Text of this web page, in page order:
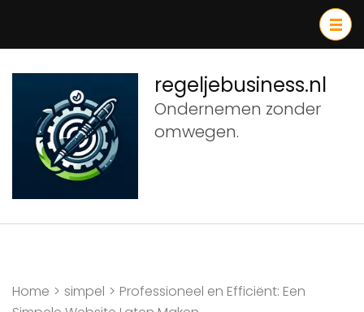
inhoud
(druk
Enter)
regeljebusiness.nl
Ondernemen zonder
omwegen.
Home > simpel > Professioneel en Efficiënt: Een